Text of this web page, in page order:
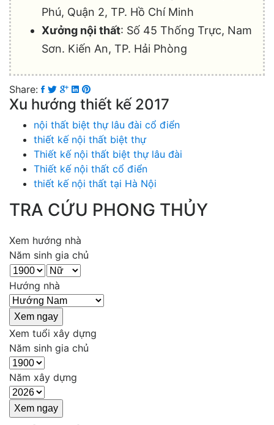
Phú, Quận 2, TP. Hồ Chí Minh
Xưởng nội thất: Số 45 Thống Trực, Nam
Sơn. Kiến An, TP. Hải Phòng
Share:
Xu hướng thiết kế 2017
nội thất biệt thự lâu đài cổ điển
thiết kế nội thất biệt thự
Thiết kế nội thất biệt thự lâu đài
Thiết kế nội thất cổ điển
thiết kế nội thất tại Hà Nội
TRA CỨU PHONG THỦY
Xem hướng nhà
Năm sinh gia chủ
Hướng nhà
Xem tuổi xây dựng
Năm sinh gia chủ
Năm xây dựng